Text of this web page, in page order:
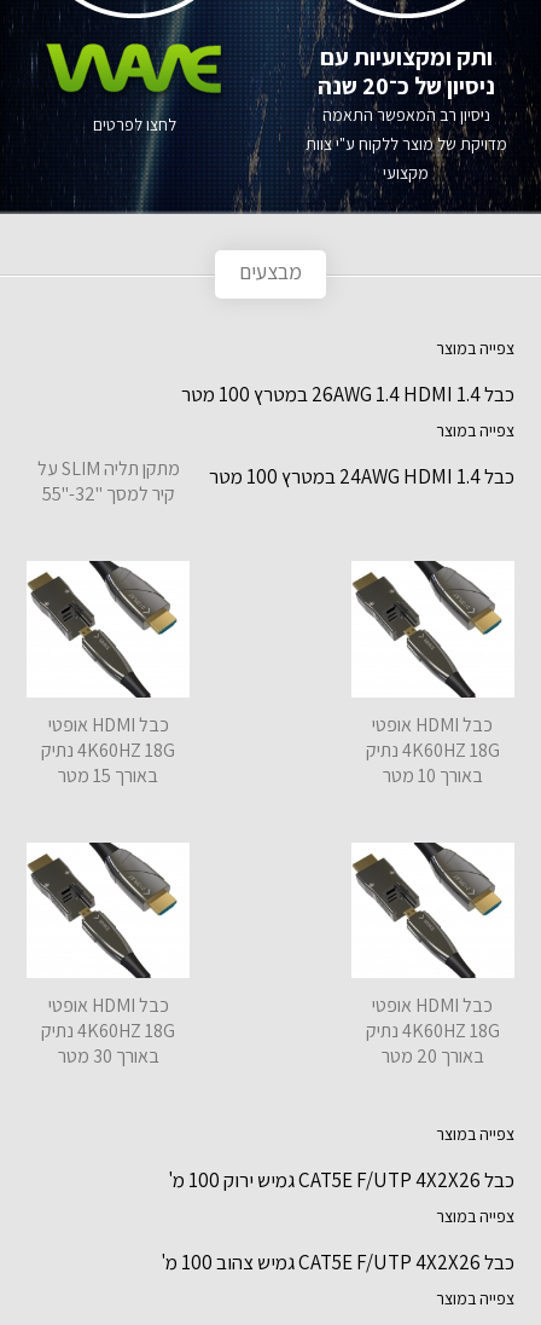
ותק ומקצועיות עם
ניסיון של כ־20 שנה
ניסיון רב המאפשר התאמה
מדויקת של מוצר ללקוח ע"י צוות
מקצועי
לחצו לפרטים
מבצעים
צפייה במוצר
כבל 1.4 26AWG 1.4 HDMI במטרץ 100 מטר
צפייה במוצר
כבל 24AWG HDMI 1.4 במטרץ 100 מטר
מתקן תליה SLIM על
קיר למסך "32-"55
כבל HDMI אופטי
4K60HZ 18G נתיק
באורך 10 מטר
כבל HDMI אופטי
4K60HZ 18G נתיק
באורך 15 מטר
כבל HDMI אופטי
4K60HZ 18G נתיק
באורך 20 מטר
כבל HDMI אופטי
4K60HZ 18G נתיק
באורך 30 מטר
צפייה במוצר
כבל CAT5E F/UTP 4X2X26 גמיש ירוק 100 מ'
צפייה במוצר
כבל CAT5E F/UTP 4X2X26 גמיש צהוב 100 מ'
צפייה במוצר